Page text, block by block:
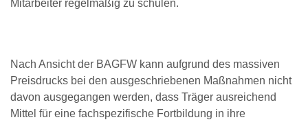
Mitarbeiter regelmäßig zu schulen.
Nach Ansicht der BAGFW kann aufgrund des massiven
Preisdrucks bei den ausgeschriebenen Maßnahmen nicht
davon ausgegangen werden, dass Träger ausreichend
Mittel für eine fachspezifische Fortbildung in ihre